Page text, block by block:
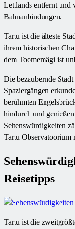
Lettlands entfernt und
Bahnanbindungen.
Tartu ist die älteste
ihrem historischen
dem Toomemägi ist
Die bezaubernde
Spaziergängen
berühmten
hindurch und
Sehenswürdigkeiten
Tartu Observatoorium
Reisetipps
Tartu ist die